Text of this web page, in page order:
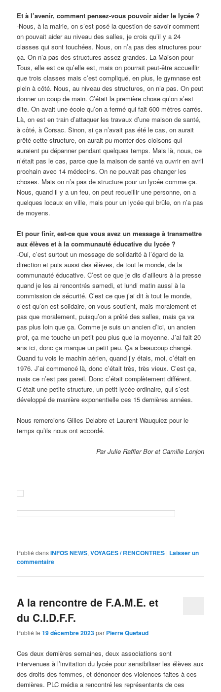
Et à l’avenir, comment pensez-vous pouvoir aider le lycée ?
-Nous, à la mairie, on s’est posé la question de savoir comment
on pouvait aider au niveau des salles, je crois qu’il y a 24
classes qui sont touchées. Nous, on n’a pas des structures pour
ça. On n’a pas des structures assez grandes. La Maison pour
Tous, elle est ce qu’elle est, mais on pourrait peut-être accueillir
que trois classes mais c’est compliqué, en plus, le gymnase est
plein à côté. Nous, au niveau des structures, on n’a pas.On peut
donner un coup de main. C’était la première chose qu’on s’est
dite. On avait une école qu’on a fermé qui fait 600 mètres carrés.
Là, on est en train d’attaquer les travaux d’une maison de santé,
à côté, à Corsac. Sinon, si ça n’avait pas été le cas, on aurait
prêté cette structure, on aurait pu monter des cloisons qui
auraient pu dépanner pendant quelques temps. Mais là, nous, ce
n’était pas le cas, parce que la maison de santé va ouvrir en avril
prochain avec 14 médecins. On ne pouvait pas changer les
choses. Mais on n’a pas de structure pour un lycée comme ça.
Nous, quand il y a un feu, on peut recueillir une personne, on a
quelques locaux en ville, mais pour un lycée qui brûle, on n’a pas
de moyens.
Et pour finir, est-ce que vous avez un message à transmettre
aux élèves et à la communauté éducative du lycée ?
-Oui, c’est surtout un message de solidarité à l’égard de la
direction et puis aussi des élèves, de tout le monde, de la
communauté éducative. C’est ce que je dis d’ailleurs à la presse
quand je les ai rencontrés samedi, et lundi matin aussi à la
commission de sécurité.C’est ce que j’ai dit à tout le monde,
c’est qu’on est solidaire, on vous soutient, mais moralement et
pas que moralement, puisqu’on a prêté des salles, mais ça va
pas plus loin que ça.Comme je suis un ancien d’ici, un ancien
prof, ça me touche un petit peu plus que la moyenne.J’ai fait 20
ans ici, donc ça marque un petit peu. Ça a beaucoup changé.
Quand tu vois le machin aérien, quand j’y étais, moi, c’était en
1976. J’ai commencé là, donc c’était très, très vieux. C’est ça,
mais ce n’est pas pareil. Donc c’était complètement différent.
C’était une petite structure, un petit lycée ordinaire, qui s’est
développé de manière exponentielle ces 15 dernières années.
Nous remercions Gilles Delabre et Laurent Wauquiez pour le
temps qu’ils nous ont accordé.
Par Julie Raffier Bor et Camille Lonjon
Publié dansINFOS NEWS,VOYAGES / RENCONTRES | Laisser un
commentaire
A la rencontre de F.A.M.E. et
du C.I.D.F.F.
Publié le19 décembre 2023par Pierre Quetaud
Ces deux dernières semaines, deux associations sont
intervenues à l’invitation du lycée pour sensibiliser les élèves aux
des droits des femmes, et dénoncer des violences faites à ces
dernières. PLC média a rencontré les représentants de ces